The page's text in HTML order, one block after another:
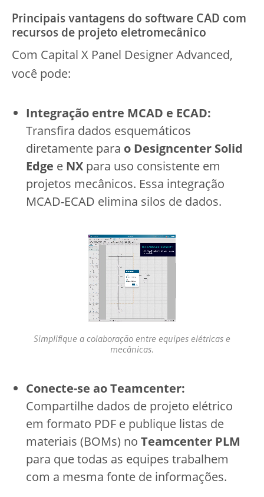
Principais vantagens do software CAD com
recursos de projeto eletromecânico
Com Capital X Panel Designer Advanced,
você pode:
Integração entre MCAD e ECAD:
Transfira dados esquemáticos
diretamente para o Designcenter Solid
Edge e NX para uso consistente em
projetos mecânicos. Essa integração
MCAD-ECAD elimina silos de dados.
Simplifique a colaboração entre equipes elétricas e
mecânicas.
Conecte-se ao Teamcenter:
Compartilhe dados de projeto elétrico
em formato PDF e publique listas de
materiais (BOMs) no Teamcenter PLM
para que todas as equipes trabalhem
com a mesma fonte de informações.